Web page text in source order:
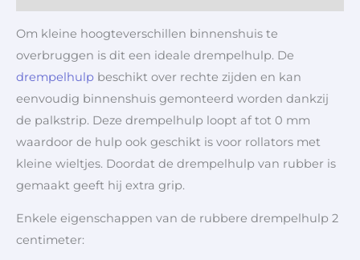
Om kleine hoogteverschillen binnenshuis te
overbruggen is dit een ideale drempelhulp. De
drempelhulp beschikt over rechte zijden en kan
eenvoudig binnenshuis gemonteerd worden dankzij
de palkstrip. Deze drempelhulp loopt af tot 0 mm
waardoor de hulp ook geschikt is voor rollators met
kleine wieltjes. Doordat de drempelhulp van rubber is
gemaakt geeft hij extra grip.
Enkele eigenschappen van de rubbere drempelhulp 2
centimeter: